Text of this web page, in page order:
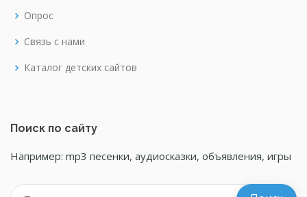
Опрос
Связь с нами
Каталог детских сайтов
Поиск по сайту
Например: mp3 песенки, аудиосказки, объявления, игры